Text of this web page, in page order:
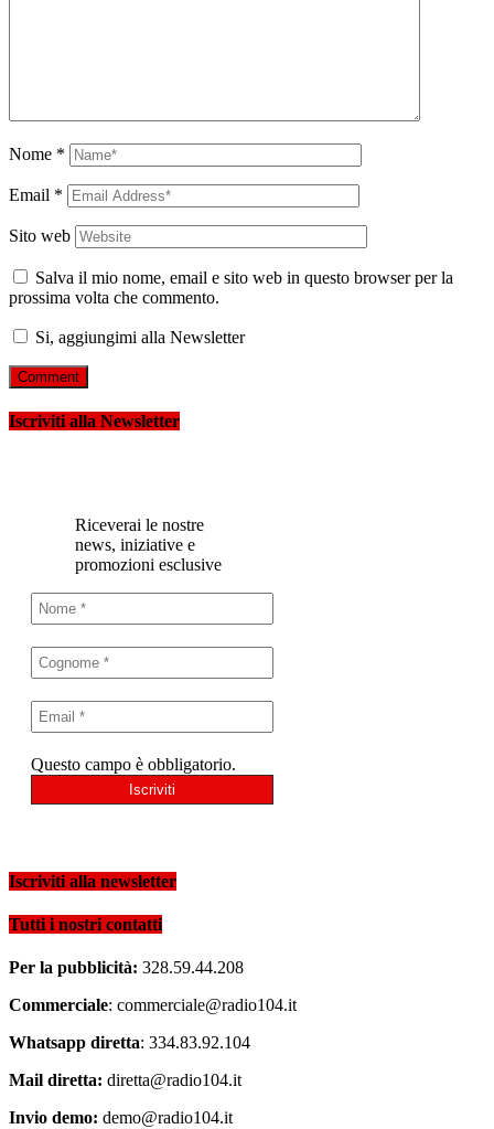
Nome *
Email *
Sito web
Salva il mio nome, email e sito web in questo browser per la
prossima volta che commento.
Si, aggiungimi alla Newsletter
Iscriviti alla Newsletter
Riceverai le nostre
news, iniziative e
promozioni esclusive
Questo campo è obbligatorio.
Iscriviti alla newsletter
Tutti i nostri contatti
Per la pubblicità: 328.59.44.208
Commerciale: commerciale@radio104.it
Whatsapp diretta: 334.83.92.104
Mail diretta: diretta@radio104.it
Invio demo: demo@radio104.it